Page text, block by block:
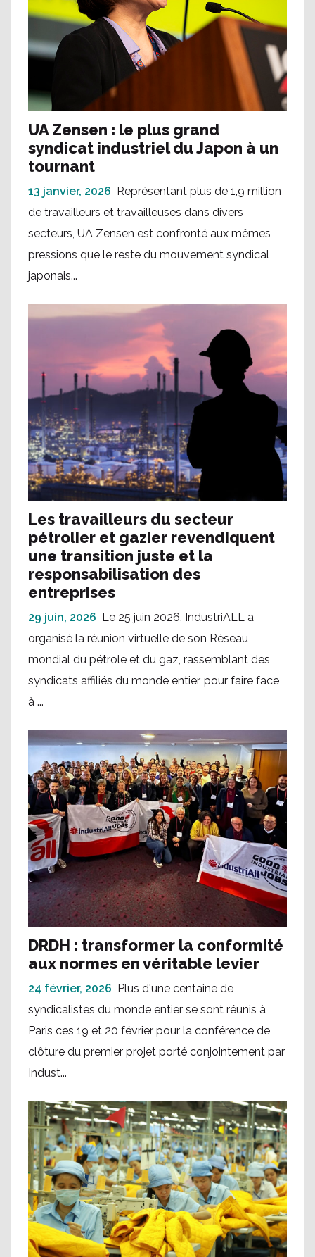
UA Zensen : le plus grand
syndicat industriel du Japon à un
tournant
13 janvier, 2026
Représentant plus de 1,9 million
de travailleurs et travailleuses dans divers
secteurs, UA Zensen est confronté aux mêmes
pressions que le reste du mouvement syndical
japonais...
Les travailleurs du secteur
pétrolier et gazier revendiquent
une transition juste et la
responsabilisation des
entreprises
29 juin, 2026
Le 25 juin 2026, IndustriALL a
organisé la réunion virtuelle de son Réseau
mondial du pétrole et du gaz, rassemblant des
syndicats affiliés du monde entier, pour faire face
à ...
DRDH : transformer la conformité
aux normes en véritable levier
24 février, 2026
Plus d'une centaine de
syndicalistes du monde entier se sont réunis à
Paris ces 19 et 20 février pour la conférence de
clôture du premier projet porté conjointement par
Indust...